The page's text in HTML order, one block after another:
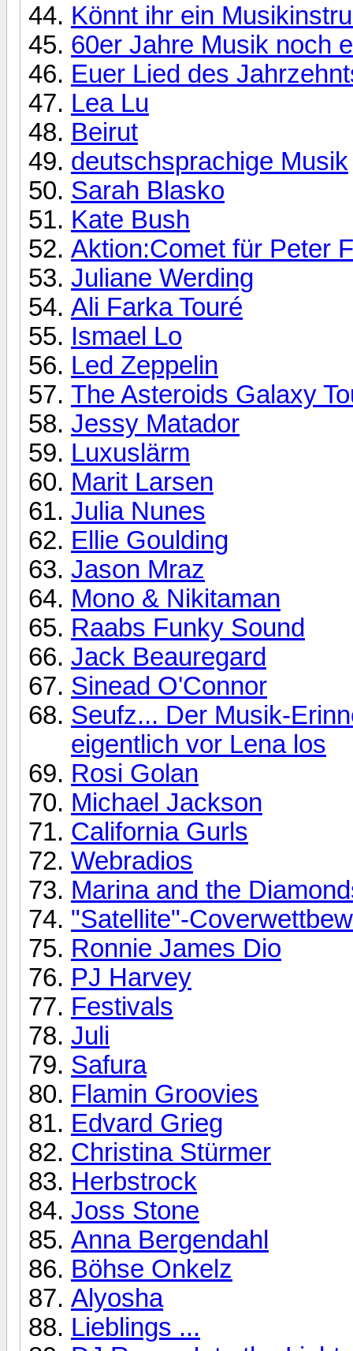
Könnt ihr ein
60er Jahre Musik noch
Euer Lied des
Lea Lu
Beirut
deutschsprachige Musik
Sarah Blasko
Kate Bush
Aktion:Comet für Peter
Juliane Werding
Ali Farka Touré
Ismael Lo
Led Zeppelin
The Asteroids Galaxy
Jessy Matador
Luxuslärm
Marit Larsen
Julia Nunes
Ellie Goulding
Jason Mraz
Mono & Nikitaman
Raabs Funky Sound
Jack Beauregard
Sinead O'Connor
Seufz... Der Musik-
eigentlich vor Lena los
Rosi Golan
Michael Jackson
California Gurls
Webradios
Marina and the
"Satellite"-
Ronnie James Dio
PJ Harvey
Festivals
Juli
Safura
Flamin Groovies
Edvard Grieg
Christina Stürmer
Herbstrock
Joss Stone
Anna Bergendahl
Böhse Onkelz
Alyosha
Lieblings ...